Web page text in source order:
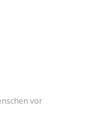
vor